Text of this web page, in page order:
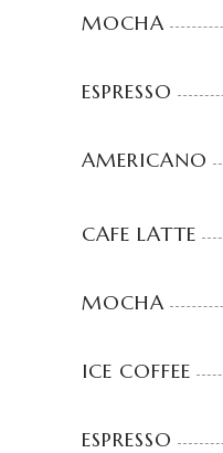
MOCHA
ESPRESSO
AMERICANO
CAFE LATTE
MOCHA
ICE COFFEE
ESPRESSO